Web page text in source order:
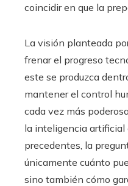
coincidir en que la
La visión planteada
frenar el progreso
este se produzca
mantener el control
cada vez más
la inteligencia artificial
precedentes, la
únicamente cuánto
sino también cómo